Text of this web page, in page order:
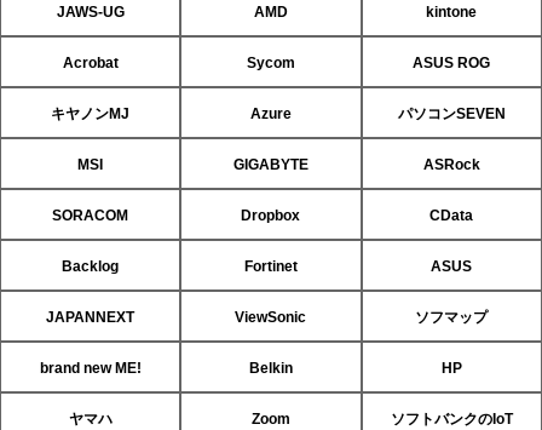
JAWS-UG AMD kintone
Acrobat Sycom ASUS ROG
キヤノンMJ Azure パソコンSEVEN
MSI GIGABYTE ASRock
SORACOM Dropbox CData
Backlog Fortinet ASUS
JAPANNEXT ViewSonic ソフマップ
brand new ME! Belkin HP
ヤマハ Zoom ソフトバンクのIoT